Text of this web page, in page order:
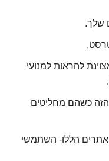
שלך.
להראות למנועי
כשהם מחליטים
הללו- השתמשי